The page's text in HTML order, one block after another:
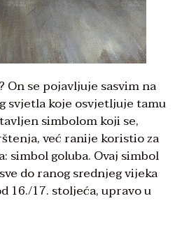
On se pojavljuje sasvim na
svjetla koje osvjetljuje tamu
simbolom koji se,
već ranije koristio za
simbol goluba. Ovaj simbol
do ranog srednjeg vijeka
16./17. stoljeća, upravo u